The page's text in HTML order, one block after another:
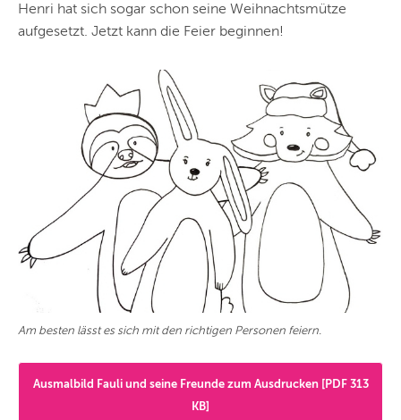
Henri hat sich sogar schon seine Weihnachtsmütze
aufgesetzt. Jetzt kann die Feier beginnen!
Am besten lässt es sich mit den richtigen Personen feiern.
Ausmalbild Fauli und seine Freunde zum Ausdrucken [PDF 313
KB]